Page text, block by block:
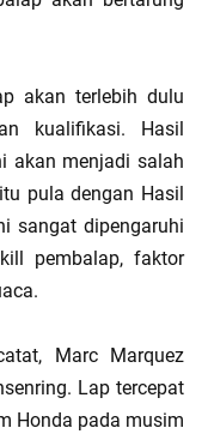
akan terlebih dulu
kualifikasi. Hasil
akan menjadi salah
pula dengan Hasil
sangat dipengaruhi
pembalap, faktor
Marc Marquez
Lap tercepat
Honda pada musim